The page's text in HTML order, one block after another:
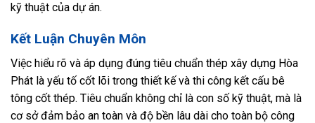
kỹ thuật của dự án.
Kết Luận Chuyên Môn
Việc hiểu rõ và áp dụng đúng tiêu chuẩn thép xây dựng Hòa
Phát là yếu tố cốt lõi trong thiết kế và thi công kết cấu bê
tông cốt thép. Tiêu chuẩn không chỉ là con số kỹ thuật, mà là
cơ sở đảm bảo an toàn và độ bền lâu dài cho toàn bộ công